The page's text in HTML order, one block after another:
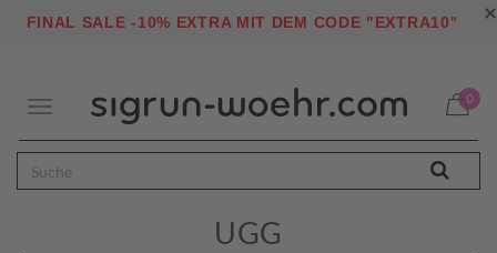
×
FINAL SALE -10% EXTRA MIT DEM CODE "EXTRA10"
Toggle
0
UGG